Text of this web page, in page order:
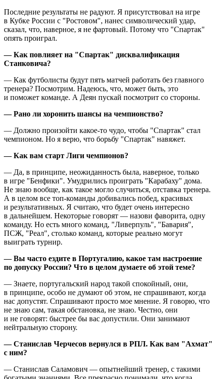
Последние результаты не радуют. Я присутствовал на игре
в Кубке России с "Ростовом", нанес символический удар,
сказал, что, наверное, я не фартовый. Потому что "Спартак"
опять проиграл.
— Как повлияет на "Спартак" дисквалификация
Станковича?
— Как футболисты будут пять матчей работать без главного
тренера? Посмотрим. Надеюсь, что, может быть, это
и поможет команде. А Деян пускай посмотрит со стороны.
— Рано ли хоронить шансы на чемпионство?
— Должно произойти какое-то чудо, чтобы "Спартак" стал
чемпионом. Но я верю, что борьбу "Спартак" навяжет.
— Как вам старт Лиги чемпионов?
— Да, в принципе, неожиданность была, наверное, только
в игре "Бенфики". Умудрились проиграть "Карабаху" дома.
Не знаю вообще, как такое могло случиться, отставка тренера.
А в целом все топ-команды добивались побед, красивых
и результативных. Я считаю, что будет очень интересно
в дальнейшем. Некоторые говорят — назови фаворита, одну
команду. Но есть много команд, "Ливерпуль", "Бавария",
ПСЖ, "Реал", столько команд, которые реально могут
выиграть турнир.
— Вы часто ездите в Португалию, какое там настроение
по допуску России? Что в целом думаете об этой теме?
— Знаете, португальский народ такой спокойный, они,
в принципе, особо не думают об этом, не спрашивают, когда
нас допустят. Спрашивают просто мое мнение. Я говорю, что
не знаю сам, такая обстановка, не знаю. Честно, они
и не говорят: быстрее бы вас допустили. Они занимают
нейтральную сторону.
— Станислав Черчесов вернулся в РПЛ. Как вам "Ахмат"
с ним?
— Станислав Саламович — опытнейший тренер, с такими